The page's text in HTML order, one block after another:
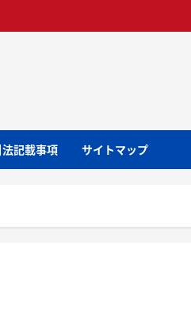
記載事項 サイトマップ